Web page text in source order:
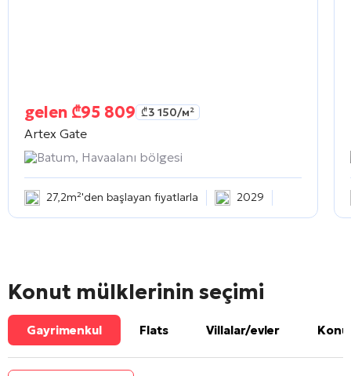
gelen ₾95 809 ₾3 150/м²
Artex Gate
Batum, Havaalanı bölgesi
27,2m²'den başlayan fiyatlarla 2029
Konut mülklerinin seçimi
Gayrimenkul Flats Villalar/evler